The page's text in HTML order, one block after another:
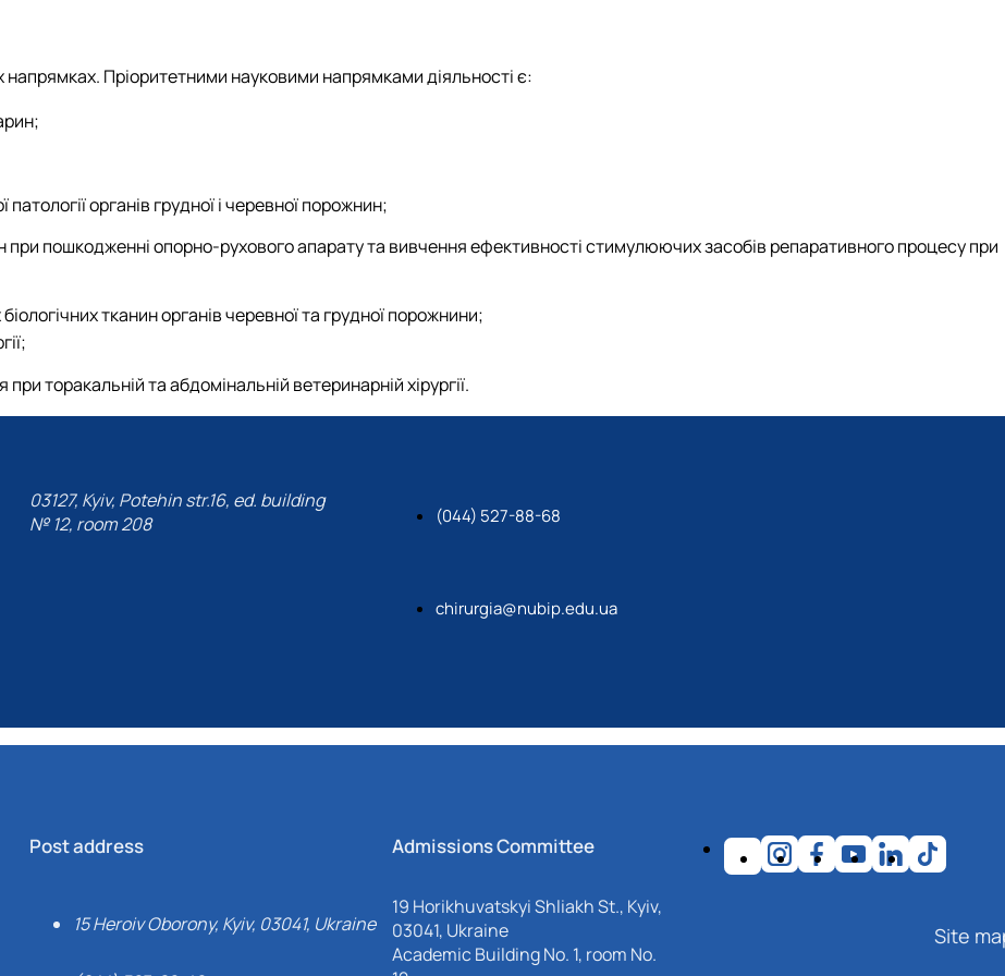
Пріоритетними науковими напрямками діяльності є:
органів грудної і черевної порожнин;
при пошкодженні опорно-рухового апарату та вивчення ефективності стимулюючих засобів репаративного процесу при
тканин органів черевної та грудної порожнини;
торакальній та абдомінальній ветеринарній хірургії.
03127, Kyiv, Potehin str.16, ed. building
№ 12, room 208
(044) 527-88-68
chirurgia@nubip.edu.ua
Post address
15 Heroiv Oborony, Kyiv, 03041, Ukraine
Admissions Committee
19 Horikhuvatskyi Shliakh St., Kyiv,
03041, Ukraine
Academic Building No. 1, room No.
Site